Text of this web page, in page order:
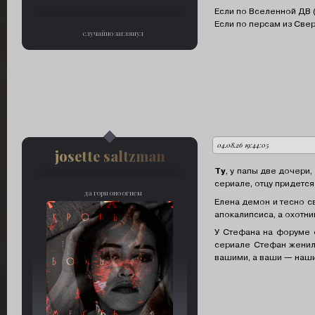
случайно заглянул
Если по Вселенной ДВ
Если по персам из
04.08.26 19:44:05
да гори оно огнем
автор:
josette saltzman
Ty, у папы две дочери,
сериале, отцу
Елена демон и тесно
апокалипсиса, а
У Стефана на форуме
сериале Стефан
вашими, а ваши —